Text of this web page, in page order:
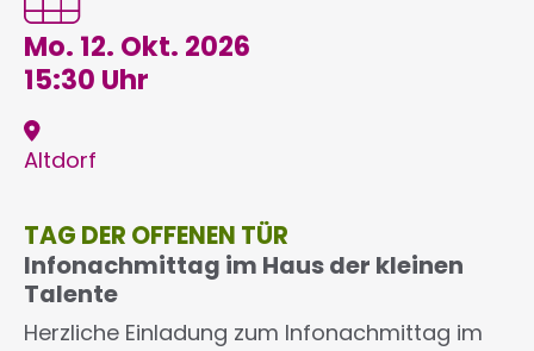
Mo. 12. Okt. 2026
15:30 Uhr
Altdorf
TAG DER OFFENEN TÜR
Infonachmittag im Haus der kleinen
Talente
Herzliche Einladung zum Infonachmittag im